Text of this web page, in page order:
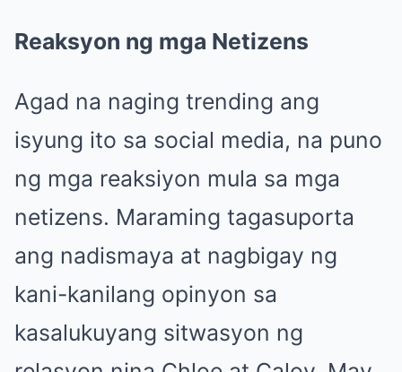
Reaksyon ng mga Netizens
Agad na naging trending ang
isyung ito sa social media, na puno
ng mga reaksiyon mula sa mga
netizens. Maraming tagasuporta
ang nadismaya at nagbigay ng
kani-kanilang opinyon sa
kasalukuyang sitwasyon ng